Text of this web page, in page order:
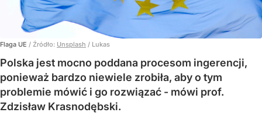
Flaga UE / Źródło: Unsplash / Lukas
Polska jest mocno poddana procesom ingerencji,
ponieważ bardzo niewiele zrobiła, aby o tym
problemie mówić i go rozwiązać - mówi prof.
Zdzisław Krasnodębski.